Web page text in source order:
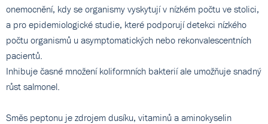
onemocnění, kdy se organismy vyskytují v nízkém počtu ve stolici,
a pro epidemiologické studie, které podporují detekci nízkého
počtu organismů u asymptomatických nebo rekonvalescentních
pacientů.
Inhibuje časné množení koliformních bakterií ale umožňuje snadný
růst salmonel.
Směs peptonu je zdrojem dusíku, vitaminů a aminokyselin